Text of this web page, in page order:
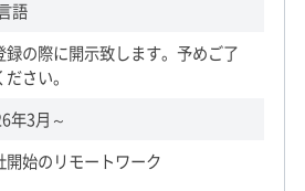
語
録の際に開示致します。予めご了
さい。
年3月～
開始のリモートワーク